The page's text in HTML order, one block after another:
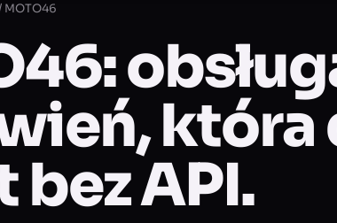
MOTO46
która
bez API.